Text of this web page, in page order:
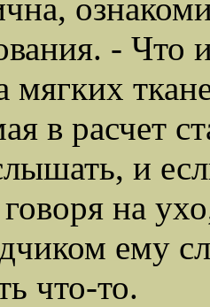
- Что
мягких
в расчет
и
на
ему
что-то.